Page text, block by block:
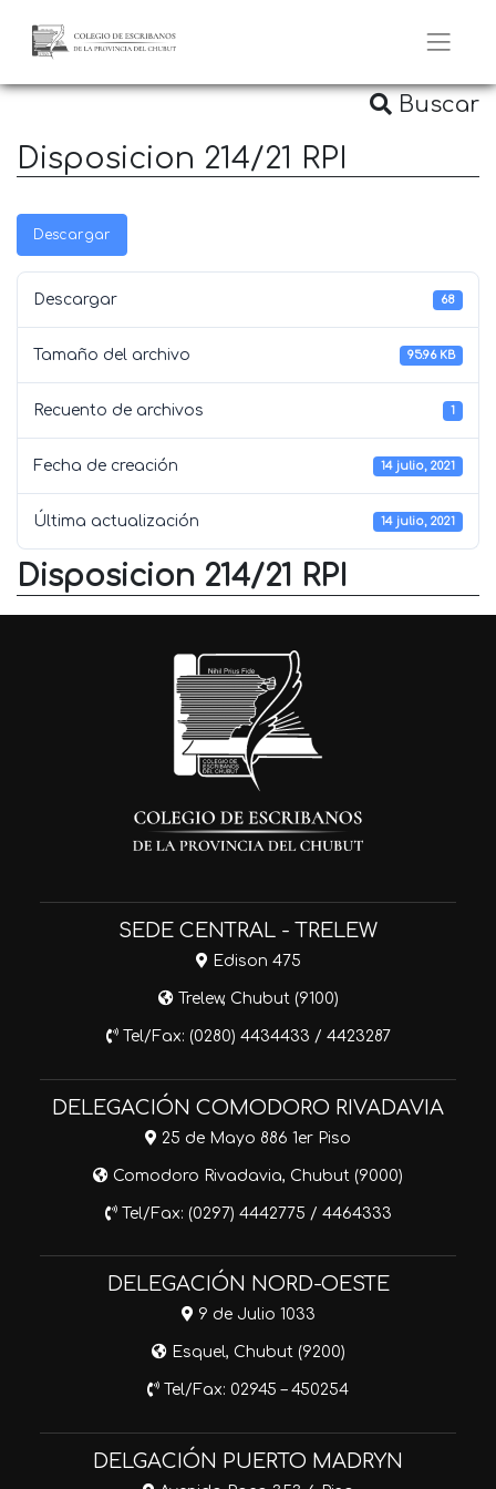
Buscar
Disposicion 214/21 RPI
Descargar
Descargar 68
Tamaño del archivo 95.96 KB
Recuento de archivos 1
Fecha de creación 14 julio, 2021
Última actualización 14 julio, 2021
Disposicion 214/21 RPI
SEDE CENTRAL - TRELEW
Edison 475
Trelew, Chubut (9100)
Tel/Fax: (0280) 4434433 / 4423287
DELEGACIÓN COMODORO RIVADAVIA
25 de Mayo 886 1er Piso
Comodoro Rivadavia, Chubut (9000)
Tel/Fax: (0297) 4442775 / 4464333
DELEGACIÓN NORD-OESTE
9 de Julio 1033
Esquel, Chubut (9200)
Tel/Fax: 02945 – 450254
DELGACIÓN PUERTO MADRYN